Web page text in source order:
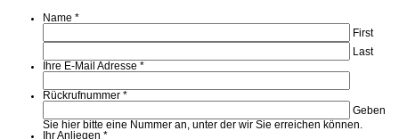
Name *
First
Last
Ihre E-Mail Adresse *
Rückrufnummer *
Geben
Sie hier bitte eine Nummer an, unter der wir Sie erreichen können.
Ihr Anliegen *